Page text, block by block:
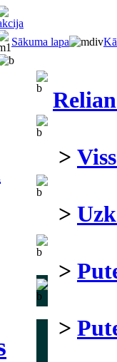
Sākuma lapa
>
>
>
>